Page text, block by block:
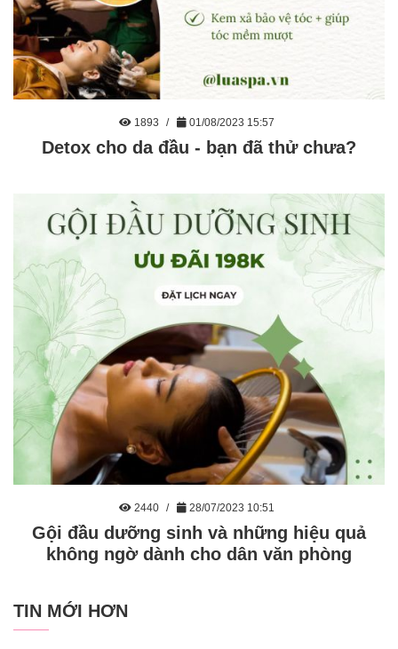
1893 01/08/2023 15:57
Detox cho da đầu - bạn đã thử chưa?
2440 28/07/2023 10:51
Gội đầu dưỡng sinh và những hiệu quả
không ngờ dành cho dân văn phòng
TIN MỚI HƠN